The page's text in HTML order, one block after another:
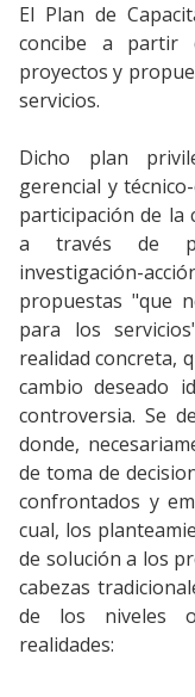
El Plan de
concibe a partir
proyectos y
servicios.
Dicho plan
gerencial y
participación de la
a través de
investigación-
propuestas "que
para los
realidad concreta,
cambio deseado
controversia. Se
donde,
de toma de
confrontados y
cual, los
de solución a los
cabezas
de los niveles
realidades: